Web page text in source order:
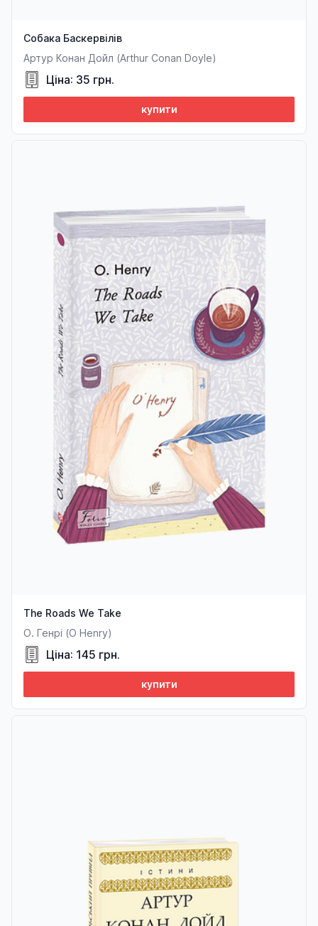
Собака Баскервілів
Артур Конан Дойл (Arthur Conan Doyle)
Ціна: 35 грн.
купити
The Roads We Take
О. Генрі (O Henry)
Ціна: 145 грн.
купити